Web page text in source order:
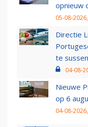
opnieuw
05-08-
Directie
te sussen
04-08-
Nieuwe
op 6
04-08-